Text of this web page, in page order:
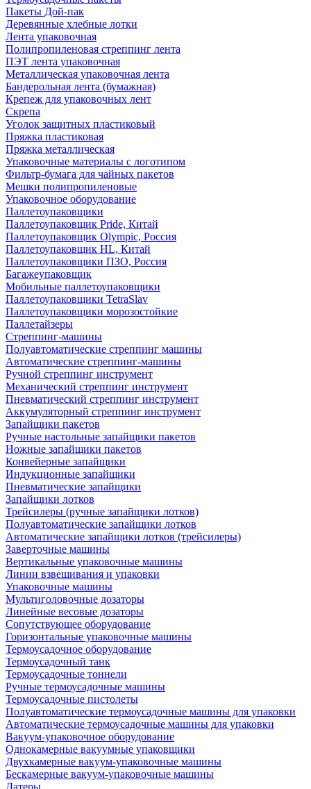
Пакеты Дой-пак
Деревянные хлебные лотки
Лента упаковочная
Полипропиленовая стреппинг лента
ПЭТ лента упаковочная
Металлическая упаковочная лента
Бандерольная лента (бумажная)
Крепеж для упаковочных лент
Скрепа
Уголок защитных пластиковый
Пряжка пластиковая
Пряжка металлическая
Упаковочные материалы с логотипом
Фильтр-бумага для чайных пакетов
Мешки полипропиленовые
Упаковочное оборудование
Паллетоупаковщики
Паллетоупаковщик Pride, Китай
Паллетоупаковщик Olympic, Россия
Паллетоупаковщик HL, Китай
Паллетоупаковщики ПЗО, Россия
Багажеупаковщик
Мобильные паллетоупаковщики
Паллетоупаковщики TetraSlav
Паллетоупаковщики морозостойкие
Паллетайзеры
Стреппинг-машины
Полуавтоматические стреппинг машины
Автоматические стреппинг-машины
Ручной стреппинг инструмент
Механический стреппинг инструмент
Пневматический стреппинг инструмент
Аккумуляторный стреппинг инструмент
Запайщики пакетов
Ручные настольные запайщики пакетов
Ножные запайщики пакетов
Конвейерные запайщики
Индукционные запайщики
Пневматические запайщики
Запайщики лотков
Трейсилеры (ручные запайщики лотков)
Полуавтоматические запайщики лотков
Автоматические запайщики лотков (трейсилеры)
Заверточные машины
Вертикальные упаковочные машины
Линии взвешивания и упаковки
Упаковочные машины
Мультиголовочные дозаторы
Линейные весовые дозаторы
Сопутствующее оборудование
Горизонтальные упаковочные машины
Термоусадочное оборудование
Термоусадочный танк
Термоусадочные тоннели
Ручные термоусадочные машины
Термоусадочные пистолеты
Полуавтоматические термоусадочные машины для упаковки
Автоматические термоусадочные машины для упаковки
Вакуум-упаковочное оборудование
Однокамерные вакуумные упаковщики
Двухкамерные вакуум-упаковочные машины
Бескамерные вакуум-упаковочные машины
Датеры